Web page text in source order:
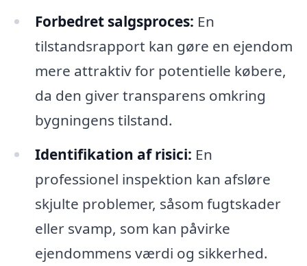
Forbedret salgsproces: En
tilstandsrapport kan gøre en ejendom
mere attraktiv for potentielle købere,
da den giver transparens omkring
bygningens tilstand.
Identifikation af risici: En
professionel inspektion kan afsløre
skjulte problemer, såsom fugtskader
eller svamp, som kan påvirke
ejendommens værdi og sikkerhed.